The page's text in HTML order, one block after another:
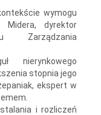
wymogu
Midera, dyrektor
Zarządzania
nierynkowego
stopnia jego
ekspert w
i rozliczeń